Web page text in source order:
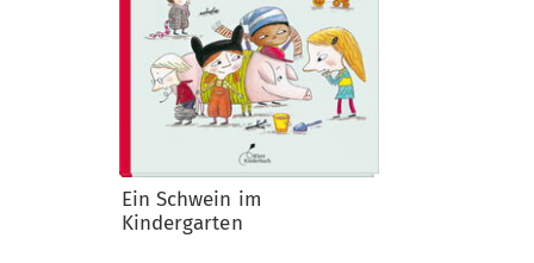
Ein Schwein im
Kindergarten